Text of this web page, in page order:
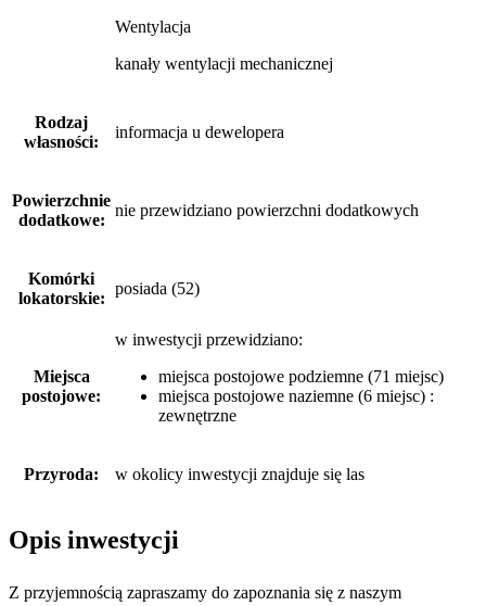
Wentylacja
kanały wentylacji mechanicznej
Rodzaj
własności:
informacja u dewelopera
Powierzchnie
dodatkowe:
nie przewidziano powierzchni dodatkowych
Komórki
lokatorskie:
posiada (52)
Miejsca
postojowe:
w inwestycji przewidziano:
miejsca postojowe podziemne (71 miejsc)
miejsca postojowe naziemne (6 miejsc) :
zewnętrzne
Przyroda: w okolicy inwestycji znajduje się las
Opis inwestycji
Z przyjemnością zapraszamy do zapoznania się z naszym